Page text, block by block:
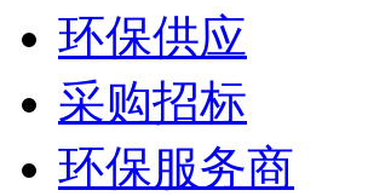
环保供应
采购招标
环保服务商